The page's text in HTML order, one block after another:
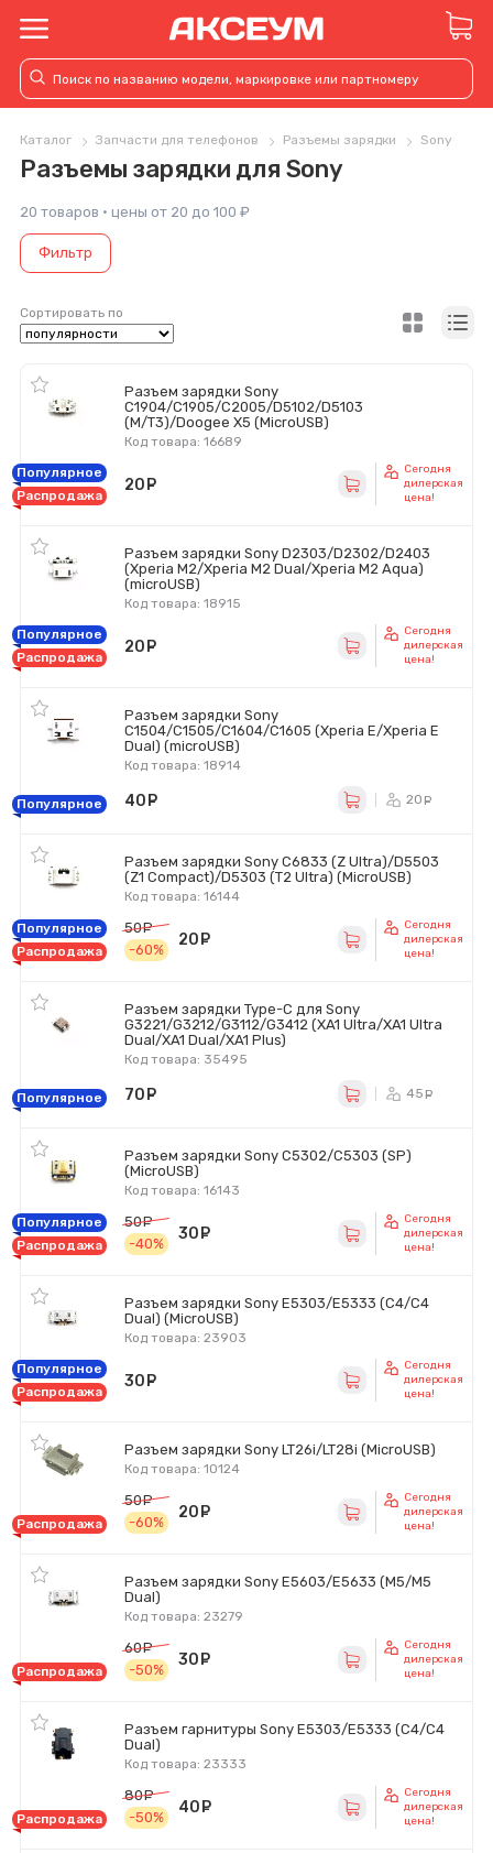
Каталог Запчасти для телефонов Разъемы зарядки Sony
Разъемы зарядки для Sony
20 товаров · цены от 20 до 100 ₽
Фильтр
Сортировать по
Разъем зарядки Sony
C1904/C1905/C2005/D5102/D5103
(M/T3)/Doogee X5 (MicroUSB)
Код товара: 16689
Популярное
Распродажа
20
Сегодня
дилерская
цена!
Разъем зарядки Sony D2303/D2302/D2403
(Xperia M2/Xperia M2 Dual/Xperia M2 Aqua)
(microUSB)
Код товара: 18915
Популярное
Распродажа
20
Сегодня
дилерская
цена!
Разъем зарядки Sony
C1504/C1505/C1604/C1605 (Xperia E/Xperia E
Dual) (microUSB)
Код товара: 18914
Популярное 40 20
Разъем зарядки Sony C6833 (Z Ultra)/D5503
(Z1 Compact)/D5303 (T2 Ultra) (MicroUSB)
Код товара: 16144
Популярное
Распродажа
50
руб.
-60%
20
Сегодня
дилерская
цена!
Разъем зарядки Type-C для Sony
G3221/G3212/G3112/G3412 (XA1 Ultra/XA1 Ultra
Dual/XA1 Dual/XA1 Plus)
Код товара: 35495
Популярное 70 45
Разъем зарядки Sony C5302/C5303 (SP)
(MicroUSB)
Код товара: 16143
Популярное
Распродажа
50
руб.
-40%
30
Сегодня
дилерская
цена!
Разъем зарядки Sony E5303/E5333 (C4/C4
Dual) (MicroUSB)
Код товара: 23903
Популярное
Распродажа
30
Сегодня
дилерская
цена!
Разъем зарядки Sony LT26i/LT28i (MicroUSB)
Код товара: 10124
Распродажа
50
руб.
-60%
20
Сегодня
дилерская
цена!
Разъем зарядки Sony E5603/E5633 (M5/M5
Dual)
Код товара: 23279
Распродажа
60
руб.
-50%
30
Сегодня
дилерская
цена!
Разъем гарнитуры Sony E5303/E5333 (C4/C4
Dual)
Код товара: 23333
Распродажа
80
руб.
-50%
40
Сегодня
дилерская
цена!